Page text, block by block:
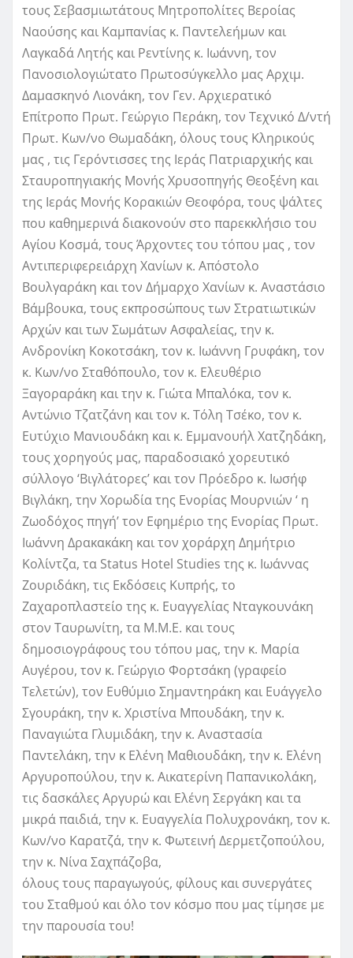
τους Σεβασμιωτάτους Μητροπολίτες Βεροίας
Ναούσης και Καμπανίας κ. Παντελεήμων και
Λαγκαδά Λητής και Ρεντίνης κ. Ιωάννη, τον
Πανοσιολογιώτατο Πρωτοσύγκελλο μας Αρχιμ.
Δαμασκηνό Λιονάκη, τον Γεν. Αρχιερατικό
Επίτροπο Πρωτ. Γεώργιο Περάκη, τον Τεχνικό Δ/ντή
Πρωτ. Κων/νο Θωμαδάκη, όλους τους Κληρικούς
μας , τις Γερόντισσες της Ιεράς Πατριαρχικής και
Σταυροπηγιακής Μονής Χρυσοπηγής Θεοξένη και
της Ιεράς Μονής Κορακιών Θεοφόρα, τους ψάλτες
που καθημερινά διακονούν στο παρεκκλήσιο του
Αγίου Κοσμά, τους Άρχοντες του τόπου μας , τον
Αντιπεριφερειάρχη Χανίων κ. Απόστολο
Βουλγαράκη και τον Δήμαρχο Χανίων κ. Αναστάσιο
Βάμβουκα, τους εκπροσώπους των Στρατιωτικών
Αρχών και των Σωμάτων Ασφαλείας, την κ.
Ανδρονίκη Κοκοτσάκη, τον κ. Ιωάννη Γρυφάκη, τον
κ. Κων/νο Σταθόπουλο, τον κ. Ελευθέριο
Ξαγοραράκη και την κ. Γιώτα Μπαλόκα, τον κ.
Αντώνιο Τζατζάνη και τον κ. Τόλη Τσέκο, τον κ.
Ευτύχιο Μανιουδάκη και κ. Εμμανουήλ Χατζηδάκη,
τους χορηγούς μας, παραδοσιακό χορευτικό
σύλλογο ‘Βιγλάτορες’ και τον Πρόεδρο κ. Ιωσήφ
Βιγλάκη, την Χορωδία της Ενορίας Μουρνιών ‘ η
Ζωοδόχος πηγή’ τον Εφημέριο της Ενορίας Πρωτ.
Ιωάννη Δρακακάκη και τον χοράρχη Δημήτριο
Κολίντζα, τα Status Hotel Studies της κ. Ιωάννας
Ζουριδάκη, τις Εκδόσεις Κυπρής, το
Ζαχαροπλαστείο της κ. Ευαγγελίας Νταγκουνάκη
στον Ταυρωνίτη, τα Μ.Μ.Ε. και τους
δημοσιογράφους του τόπου μας, την κ. Μαρία
Αυγέρου, τον κ. Γεώργιο Φορτσάκη (γραφείο
Τελετών), τον Ευθύμιο Σημαντηράκη και Ευάγγελο
Σγουράκη, την κ. Χριστίνα Μπουδάκη, την κ.
Παναγιώτα Γλυμιδάκη, την κ. Αναστασία
Παντελάκη, την κ Ελένη Μαθιουδάκη, την κ. Ελένη
Αργυροπούλου, την κ. Αικατερίνη Παπανικολάκη,
τις δασκάλες Αργυρώ και Ελένη Σεργάκη και τα
μικρά παιδιά, την κ. Ευαγγελία Πολυχρονάκη, τον κ.
Κων/νο Καρατζά, την κ. Φωτεινή Δερμετζοπούλου,
την κ. Νίνα Σαχπάζοβα,
όλους τους παραγωγούς, φίλους και συνεργάτες
του Σταθμού και όλο τον κόσμο που μας τίμησε με
την παρουσία του!